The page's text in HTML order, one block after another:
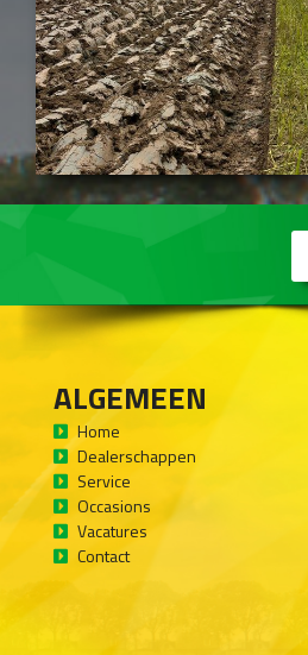
ALGEMEEN
Home
Dealerschappen
Service
Occasions
Vacatures
Contact